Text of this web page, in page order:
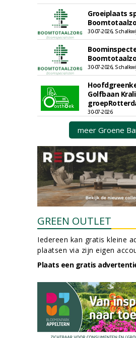
Groeiplaats
30-07-2026,
30-07-2026,
Golfbaan
30-07-2026
meer Groene
GREEN OUTLET
Iedereen kan gratis kleine
plaatsen via zijn eigen
Plaats een gratis